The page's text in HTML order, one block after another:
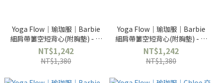
Yoga Flow｜瑜珈服｜Barbie
細肩帶簍空短背心(附胸墊) - 白
色 White
NT$1,242
NT$1,380
Yoga Flow｜瑜珈服｜Barbie
細肩帶簍空短背心(附胸墊) - 黑
色 Black
NT$1,242
NT$1,380